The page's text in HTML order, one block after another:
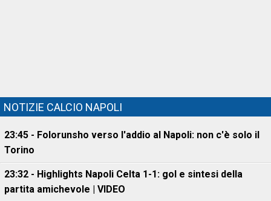
NOTIZIE CALCIO NAPOLI
23:45 - Folorunsho verso l'addio al Napoli: non c'è solo il
Torino
23:32 - Highlights Napoli Celta 1-1: gol e sintesi della
partita amichevole | VIDEO